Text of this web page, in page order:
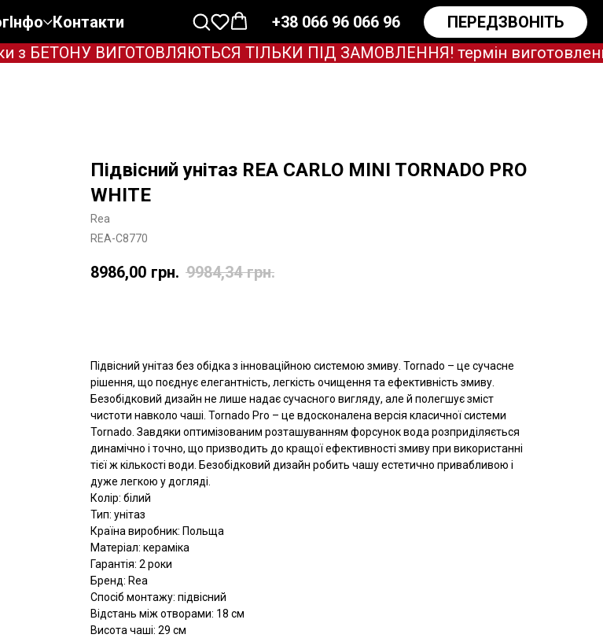
Інфо Контакти +38 066 96 066 96
ПЕРЕДЗВОНІТЬ
БЕТОНУ ВИГОТОВЛЯЮТЬСЯ ТІЛЬКИ ПІД ЗАМОВЛЕННЯ! термін виготовлення
Підвісний унітаз REA CARLO MINI TORNADO PRO
WHITE
Rea
REA-C8770
8986,00 грн. 9984,34 грн.
Підвісний унітаз без обідка з інноваційною системою змиву. Tornado – це сучасне
рішення, що поєднує елегантність, легкість очищення та ефективність змиву.
Безобідковий дизайн не лише надає сучасного вигляду, але й полегшує зміст
чистоти навколо чаші. Tornado Pro – це вдосконалена версія класичної системи
Tornado. Завдяки оптимізованим розташуванням форсунок вода розприділяється
динамічно і точно, що призводить до кращої ефективності змиву при використанні
тієї ж кількості води. Безобідковий дизайн робить чашу естетично привабливою і
дуже легкою у догляді.
Колір: білий
Тип: унітаз
Країна виробник: Польща
Матеріал: кераміка
Гарантія: 2 роки
Бренд: Rea
Спосіб монтажу: підвісний
Відстань між отворами: 18 см
Висота чаші: 29 см